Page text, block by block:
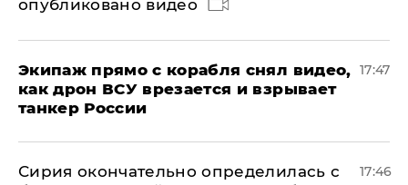
опубликовано видео
Экипаж прямо с корабля снял видео,
как дрон ВСУ врезается и взрывает
танкер России
17:47
Сирия окончательно определилась с
17:46